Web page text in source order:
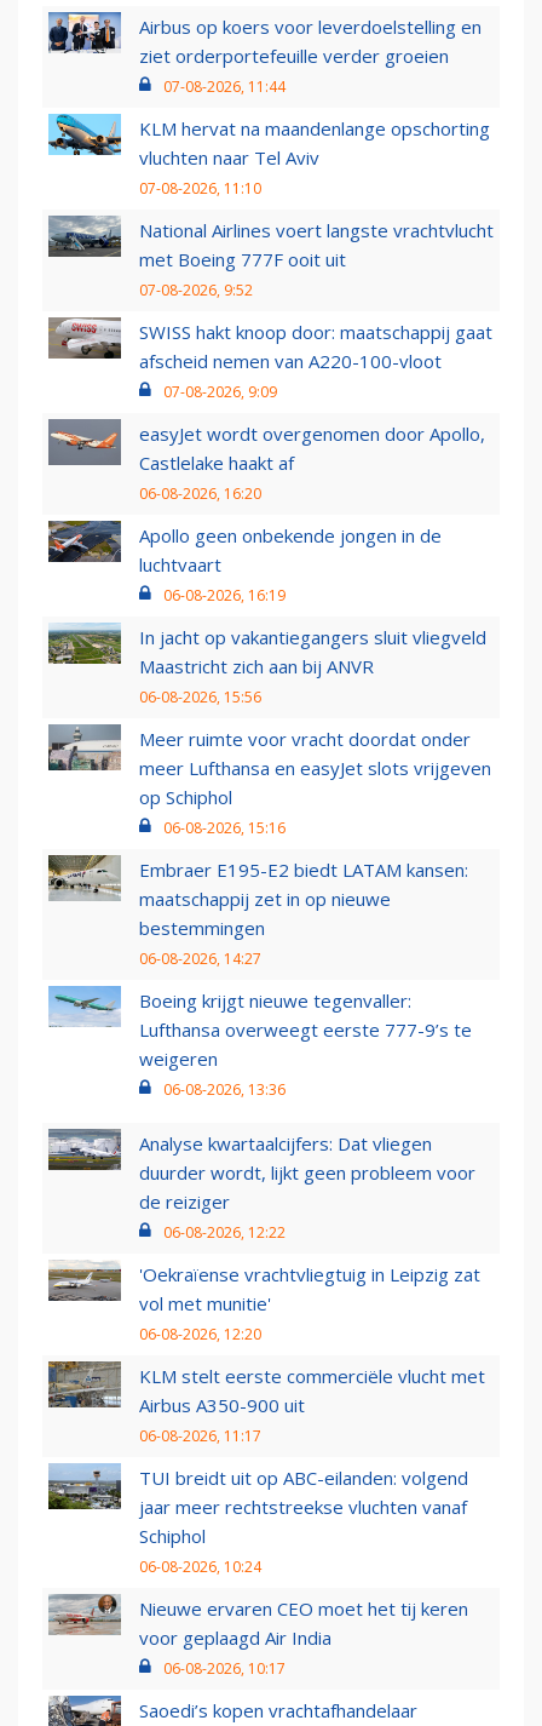
Airbus op koers voor leverdoelstelling en
ziet orderportefeuille verder groeien
07-08-2026, 11:44
KLM hervat na maandenlange opschorting
vluchten naar Tel Aviv
07-08-2026, 11:10
National Airlines voert langste vrachtvlucht
met Boeing 777F ooit uit
07-08-2026, 9:52
SWISS hakt knoop door: maatschappij gaat
afscheid nemen van A220-100-vloot
07-08-2026, 9:09
easyJet wordt overgenomen door Apollo,
Castlelake haakt af
06-08-2026, 16:20
Apollo geen onbekende jongen in de
luchtvaart
06-08-2026, 16:19
In jacht op vakantiegangers sluit vliegveld
Maastricht zich aan bij ANVR
06-08-2026, 15:56
Meer ruimte voor vracht doordat onder
meer Lufthansa en easyJet slots vrijgeven
op Schiphol
06-08-2026, 15:16
Embraer E195-E2 biedt LATAM kansen:
maatschappij zet in op nieuwe
bestemmingen
06-08-2026, 14:27
Boeing krijgt nieuwe tegenvaller:
Lufthansa overweegt eerste 777-9’s te
weigeren
06-08-2026, 13:36
Analyse kwartaalcijfers: Dat vliegen
duurder wordt, lijkt geen probleem voor
de reiziger
06-08-2026, 12:22
'Oekraïense vrachtvliegtuig in Leipzig zat
vol met munitie'
06-08-2026, 12:20
KLM stelt eerste commerciële vlucht met
Airbus A350-900 uit
06-08-2026, 11:17
TUI breidt uit op ABC-eilanden: volgend
jaar meer rechtstreekse vluchten vanaf
Schiphol
06-08-2026, 10:24
Nieuwe ervaren CEO moet het tij keren
voor geplaagd Air India
06-08-2026, 10:17
Saoedi’s kopen vrachtafhandelaar